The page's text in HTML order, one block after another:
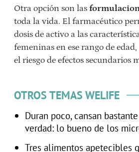
Otra opción son las
toda la vida. El farmacéutico
dosis de activo a las
femeninas en ese rango de
el riesgo de efectos secundarios
OTROS TEMAS WELIFE
Duran poco, cansan
verdad: lo bueno de los
Tres alimentos apetecibles